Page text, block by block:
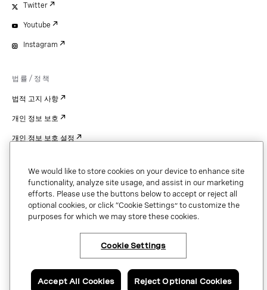
Copyright © 2026 Vonage. All rights reserved. VONAGE®, the V logo (
®),
and other Vonage marks are registered trademarks of Vonage or its affiliates
in the United States and other countries.
Twitter
Youtube
Instagram
법률/정책
법적 고지 사항
개인 정보 보호
개인 정보 보호 설정
저작권
보안 및 신뢰
We would like to store cookies on your device to enhance site
functionality, analyze site usage, and assist in our marketing
efforts. Please use the buttons below to accept or reject all
optional cookies, or click “Cookie Settings” to customize the
purposes for which we may store these cookies.
Cookie Settings
Reject Optional Cookies
Accept All Cookies